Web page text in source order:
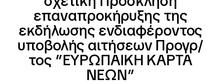
επαναπροκήρυξης της
εκδήλωσης ενδιαφέροντος
υποβολής αιτήσεων Προγρ/
τος ”ΕΥΡΩΠΑΙΚΗ ΚΑΡΤΑ
ΝΕΩΝ”